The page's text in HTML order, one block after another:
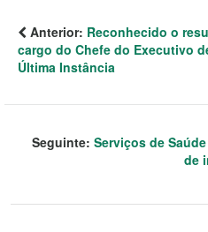
Anterior: Reconhecido o
cargo do Chefe do Executivo
Última Instância
Seguinte: Serviços de
de